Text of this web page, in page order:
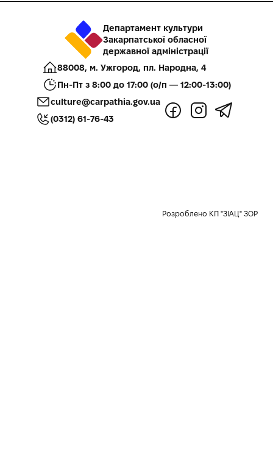
Департамент культури
Закарпатської обласної
державної адміністрації
88008, м. Ужгород, пл. Народна, 4
Пн-Пт з 8:00 до 17:00 (о/п — 12:00-13:00)
culture@carpathia.gov.ua
(0312) 61-76-43
Розроблено КП "ЗІАЦ" ЗОР